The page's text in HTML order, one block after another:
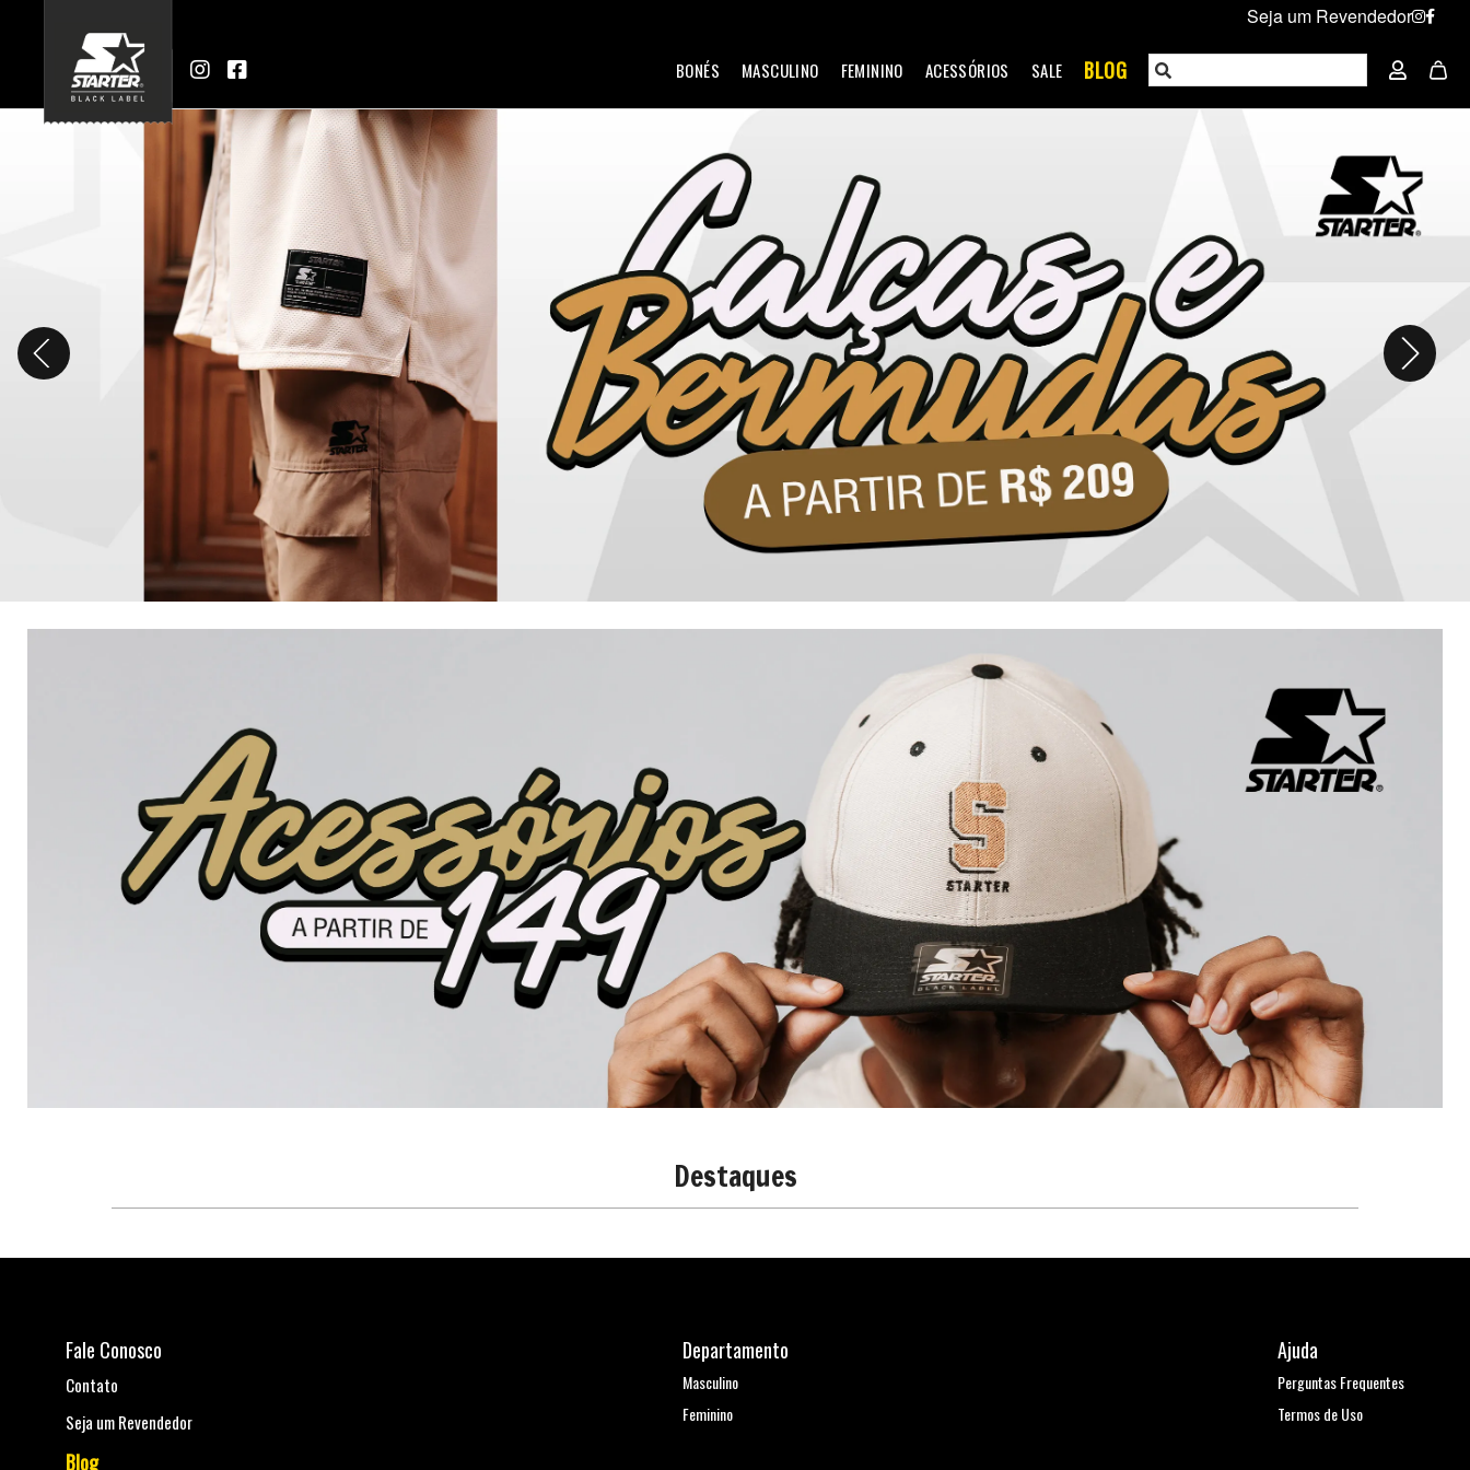
Seja um Revendedor
BONÉS MASCULINO FEMININO ACESSÓRIOS SALE BLOG
Destaques
Fale Conosco
Contato
Seja um Revendedor
Blog
Departamento
Masculino
Feminino
Ajuda
Perguntas Frequentes
Termos de Uso